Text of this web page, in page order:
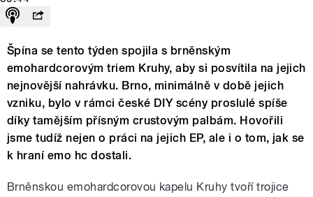
Špína se tento týden spojila s brněnským
emohardcorovým triem Kruhy, aby si posvítila na jejich
nejnovější nahrávku. Brno, minimálně v době jejich
vzniku, bylo v rámci české DIY scény proslulé spíše
díky tamějším přísným crustovým palbám. Hovořili
jsme tudíž nejen o práci na jejich EP, ale i o tom, jak se
k hraní emo hc dostali.
Brněnskou emohardcorovou kapelu Kruhy tvoří trojice